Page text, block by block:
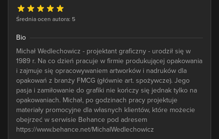
Średnia ocen autora: 5
Bio
Michał Wedlechowicz - projektant graficzny - urodził się w
1989 r. Na co dzień pracuje w firmie produkującej opakowania
i zajmuje się opracowywaniem artworków i nadruków dla
opakowań z branży FMCG (głównie art. spożywcze). Jego
pasja i zamiłowanie do grafiki nie kończy się jednak tylko na
opakowaniach. Michał, po godzinach pracy projektuje
materiały promocyjne dla własnych klientów, które możecie
obejrzeć w serwisie Behance pod adresem
https://www.behance.net/MichalWedlechowicz